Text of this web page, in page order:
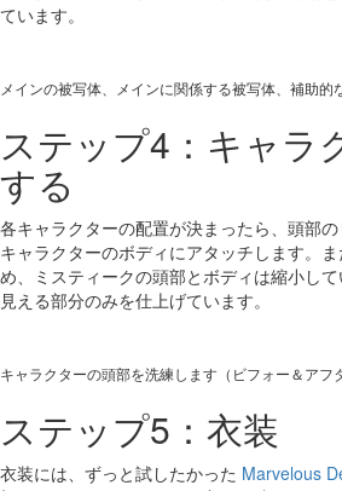
ています。
メインの被写体、メインに関係する被写体、補助的
ステップ4：キャラ
する
各キャラクターの配置が決まったら、頭部
キャラクターのボディにアタッチします。
め、ミスティークの頭部とボディは縮小し
見える部分のみを仕上げています。
キャラクターの頭部を洗練します（ビフォー＆アフ
ステップ5：衣装
衣装には、ずっと試したかった Marvelous